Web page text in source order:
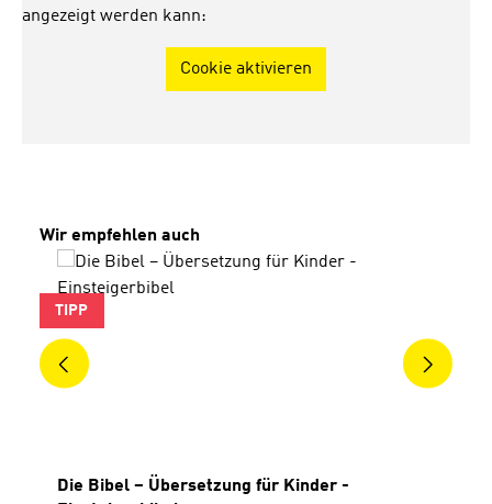
angezeigt werden kann:
Cookie aktivieren
Produktgalerie überspringen
Wir empfehlen auch
TIPP
Die Bibel – Übersetzung für Kinder -